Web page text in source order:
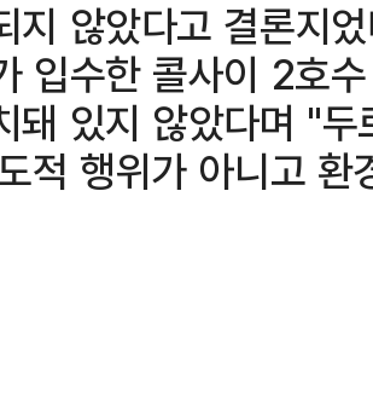
지 않았다고 결론지
입수한 콜사이 2호
돼 있지 않았다며 "
적 행위가 아니고